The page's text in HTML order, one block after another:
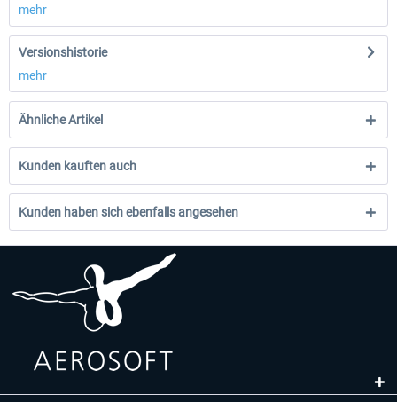
mehr
Versionshistorie
mehr
Ähnliche Artikel
Kunden kauften auch
Kunden haben sich ebenfalls angesehen